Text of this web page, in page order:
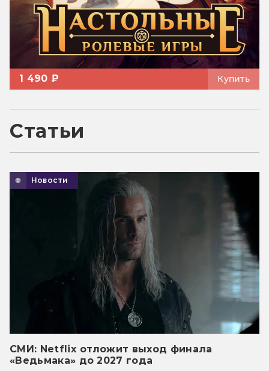
1 490 ₽ Купить
Статьи
Новости
СМИ: Netflix отложит выход финала
«Ведьмака» до 2027 года